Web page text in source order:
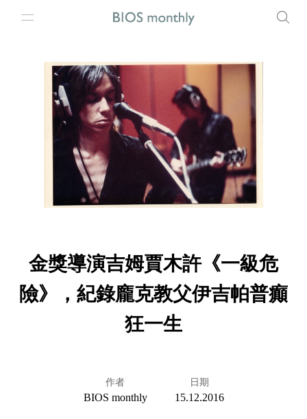
金獎導演吉姆賈木許《一級危
險》，紀錄龐克教父伊吉帕普癲
狂一生
作者
BIOS monthly
日期
15.12.2016